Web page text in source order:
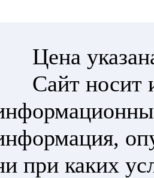
Цена
Сайт носит
при каких